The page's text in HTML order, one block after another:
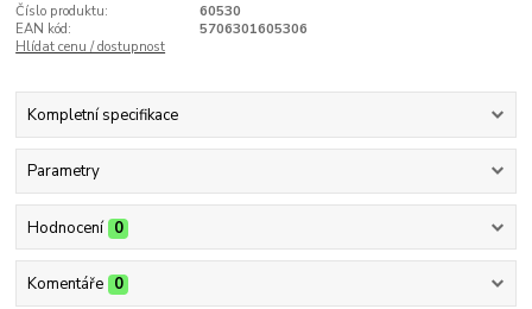
Číslo produktu:
60530
EAN kód:
5706301605306
Hlídat cenu / dostupnost
Kompletní specifikace
Parametry
Hodnocení 0
Komentáře 0